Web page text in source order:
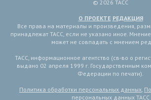
© 2026 ТАСС
О ПРОЕКТЕ РЕДАКЦИЯ
Все права на материалы и произведения,
принадлежат ТАСС, если не указано иное.
может не совпадать с мнением
ТАСС, информационное агентство (св-во о
выдано 02 апреля 1999 г. Государственным
Федерации по печати).
Политика обработки персональных данных,
персональных данных ТАСС